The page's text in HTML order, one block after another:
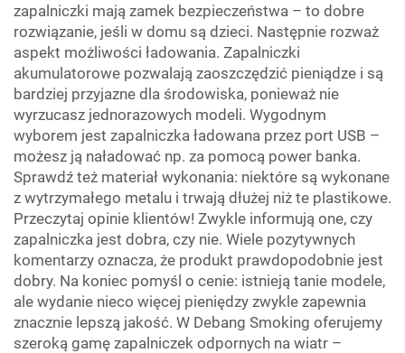
zapalniczki mają zamek bezpieczeństwa – to dobre
rozwiązanie, jeśli w domu są dzieci. Następnie rozważ
aspekt możliwości ładowania. Zapalniczki
akumulatorowe pozwalają zaoszczędzić pieniądze i są
bardziej przyjazne dla środowiska, ponieważ nie
wyrzucasz jednorazowych modeli. Wygodnym
wyborem jest zapalniczka ładowana przez port USB –
możesz ją naładować np. za pomocą power banka.
Sprawdź też materiał wykonania: niektóre są wykonane
z wytrzymałego metalu i trwają dłużej niż te plastikowe.
Przeczytaj opinie klientów! Zwykle informują one, czy
zapalniczka jest dobra, czy nie. Wiele pozytywnych
komentarzy oznacza, że produkt prawdopodobnie jest
dobry. Na koniec pomyśl o cenie: istnieją tanie modele,
ale wydanie nieco więcej pieniędzy zwykle zapewnia
znacznie lepszą jakość. W Debang Smoking oferujemy
szeroką gamę zapalniczek odpornych na wiatr –